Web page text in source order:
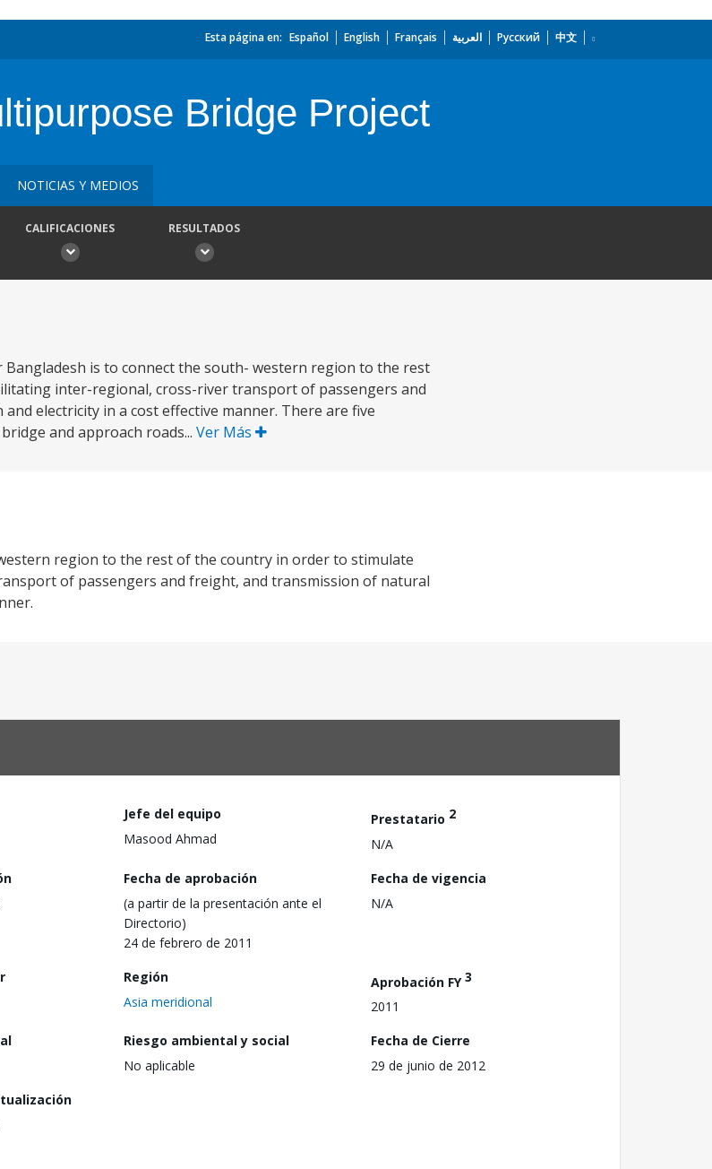
Esta página en: Español English Français العربية Русский 中文
Bridge Project
NOTICIAS Y MEDIOS
CALIFICACIONES RESULTADOS
is to connect the south- western region to the rest
inter-regional, cross-river transport of passengers and
electricity in a cost effective manner. There are five
and approach roads... Ver Más
region to the rest of the country in order to stimulate
of passengers and freight, and transmission of natural
Jefe del equipo
Masood Ahmad
Prestatario 2
N/A
Fecha de aprobación
(a partir de la presentación ante el
Directorio)
24 de febrero de 2011
Fecha de vigencia
N/A
Región
Asia meridional
Aprobación FY3
2011
Riesgo ambiental y social
No aplicable
Fecha de Cierre
29 de junio de 2012